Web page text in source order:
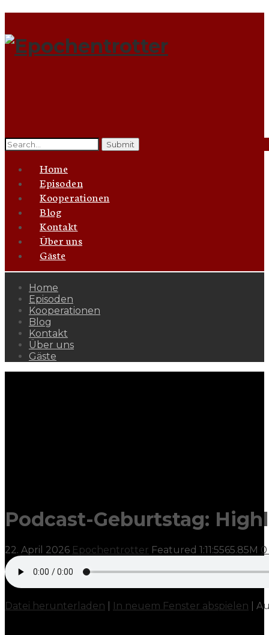
Search
for:
Home
Episoden
Kooperationen
Blog
Kontakt
Über uns
Gäste
Home
Episoden
Kooperationen
Blog
Kontakt
Über uns
Gäste
Podcast-Geburtstag:
22. April 2026 Epochentrotter Featured 1:11:5565.85M
Datei herunterladen In neuem Fenster abspielen